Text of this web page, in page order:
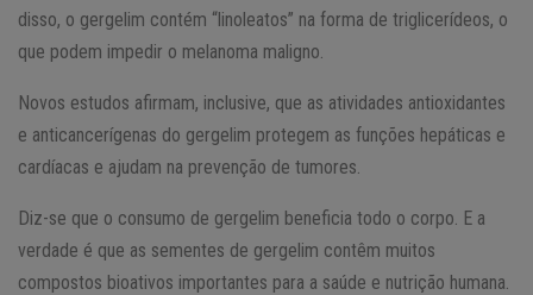
disso, o gergelim contém “linoleatos” na forma de triglicerídeos, o
que podem impedir o melanoma maligno.
Novos estudos afirmam, inclusive, que as atividades antioxidantes
e anticancerígenas do gergelim protegem as funções hepáticas e
cardíacas e ajudam na prevenção de tumores.
Diz-se que o consumo de gergelim beneficia todo o corpo. E a
verdade é que as sementes de gergelim contêm muitos
compostos bioativos importantes para a saúde e nutrição humana.